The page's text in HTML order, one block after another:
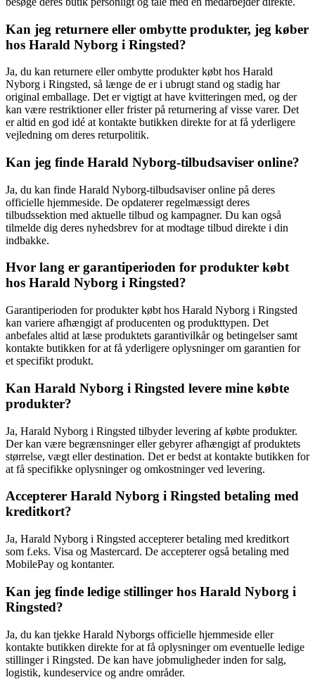
Kan jeg returnere eller ombytte produkter, jeg køber
hos Harald Nyborg i Ringsted?
Ja, du kan returnere eller ombytte produkter købt hos Harald
Nyborg i Ringsted, så længe de er i ubrugt stand og stadig har
original emballage. Det er vigtigt at have kvitteringen med, og der
kan være restriktioner eller frister på returnering af visse varer. Det
er altid en god idé at kontakte butikken direkte for at få yderligere
vejledning om deres returpolitik.
Kan jeg finde Harald Nyborg-tilbudsaviser online?
Ja, du kan finde Harald Nyborg-tilbudsaviser online på deres
officielle hjemmeside. De opdaterer regelmæssigt deres
tilbudssektion med aktuelle tilbud og kampagner. Du kan også
tilmelde dig deres nyhedsbrev for at modtage tilbud direkte i din
indbakke.
Hvor lang er garantiperioden for produkter købt
hos Harald Nyborg i Ringsted?
Garantiperioden for produkter købt hos Harald Nyborg i Ringsted
kan variere afhængigt af producenten og produkttypen. Det
anbefales altid at læse produktets garantivilkår og betingelser samt
kontakte butikken for at få yderligere oplysninger om garantien for
et specifikt produkt.
Kan Harald Nyborg i Ringsted levere mine købte
produkter?
Ja, Harald Nyborg i Ringsted tilbyder levering af købte produkter.
Der kan være begrænsninger eller gebyrer afhængigt af produktets
størrelse, vægt eller destination. Det er bedst at kontakte butikken for
at få specifikke oplysninger og omkostninger ved levering.
Accepterer Harald Nyborg i Ringsted betaling med
kreditkort?
Ja, Harald Nyborg i Ringsted accepterer betaling med kreditkort
som f.eks. Visa og Mastercard. De accepterer også betaling med
MobilePay og kontanter.
Kan jeg finde ledige stillinger hos Harald Nyborg i
Ringsted?
Ja, du kan tjekke Harald Nyborgs officielle hjemmeside eller
kontakte butikken direkte for at få oplysninger om eventuelle ledige
stillinger i Ringsted. De kan have jobmuligheder inden for salg,
logistik, kundeservice og andre områder.